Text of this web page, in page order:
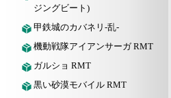
ジングビート)
甲鉄城のカバネリ-乱-
機動戦隊アイアンサーガ RMT
ガルショ RMT
黒い砂漠モバイル RMT